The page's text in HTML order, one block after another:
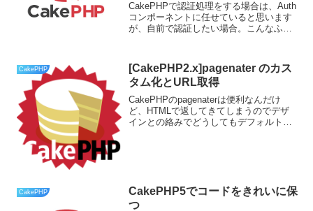
CakePHPで認証処理をする場合は、Auth
コンポーネントに任せていると思います
が、自前で認証したい場合。こんなふう
>Use...
CakePHP
[CakePHP2.x]pagenater のカス
タム化とURL取得
CakePHPのpagenaterは便利なんだけ
ど、HTMLで返してきてしまうのでデザ
インとの絡みでどうしてもデフォルトの
CakePHP
CakePHP5でコードをきれいに保
つ